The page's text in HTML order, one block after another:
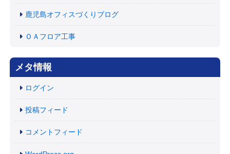
鹿児島オフィスづくりブログ
ＯＡフロア工事
メタ情報
ログイン
投稿フィード
コメントフィード